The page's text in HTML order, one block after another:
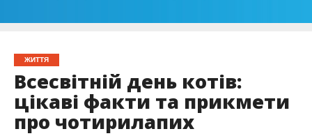
ЖИТТЯ
Всесвітній день котів:
цікаві факти та прикмети
про чотирилапих